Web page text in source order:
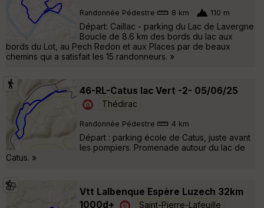
Randonnée Pédestre 8 km 110 m
Départ: Caillac - parking du Lac de Lavergne
Boucle de 8.6 km des bords du lac aux
bords du Lot, au Pech Redon et aux Places par de beaux
chemins qui a satisfait les 15 randonneurs. »
46-RL-Catus lac Vert -2- 05/06/25
Thédirac
Randonnée Pédestre 4 km
Départ : parking école de Catus, juste avant
les pompiers. Promenade autour du lac de
Catus. »
Vtt Lalbenque Espère Luzech 32km
1000d+
Saint-Pierre-Lafeuille